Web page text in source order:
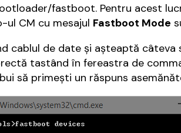
fastboot. Pentru acest
ul CM cu mesajul Fastboot Mode
cablul de date și așteaptă câteva
tastând în fereastra de
să primești un răspuns